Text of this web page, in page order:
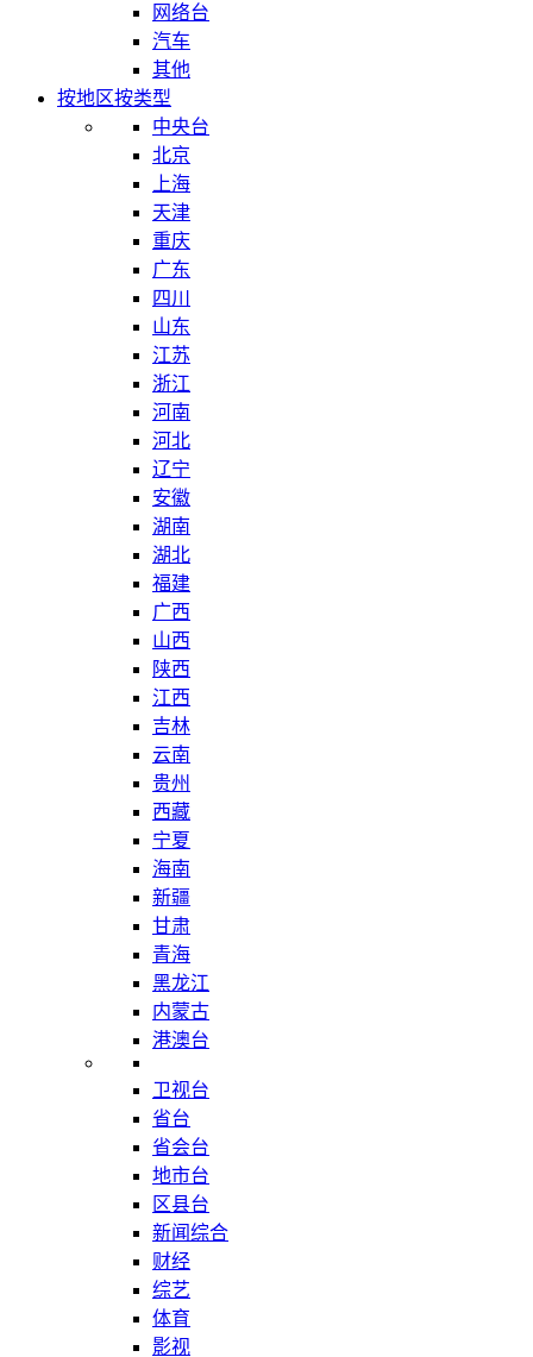
网络台
汽车
其他
按地区按类型
中央台
北京
上海
天津
重庆
广东
四川
山东
江苏
浙江
河南
河北
辽宁
安徽
湖南
湖北
福建
广西
山西
陕西
江西
吉林
云南
贵州
西藏
宁夏
海南
新疆
甘肃
青海
黑龙江
内蒙古
港澳台
卫视台
省台
省会台
地市台
区县台
新闻综合
财经
综艺
体育
影视